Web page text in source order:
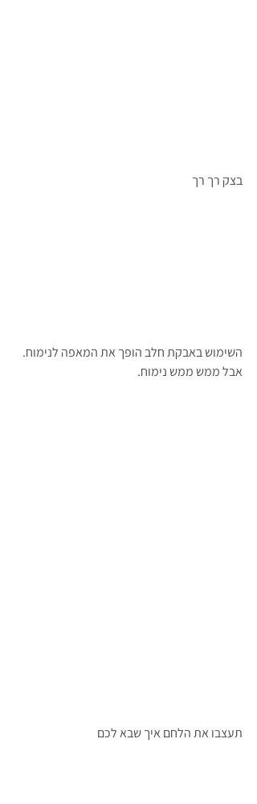
בצק רך רך
השימוש באבקת חלב הופך את המאפה לנימוח.
אבל ממש ממש נימוח.
תעצבו את הלחם איך שבא לכם